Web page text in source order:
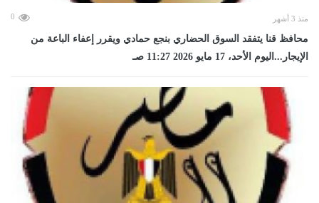
منذ 3 أشهر 0
محافظ قنا يتفقد السوق الحضاري بنجع حمادي ويقرر إعفاء الباعة من
الإيجار...اليوم الأحد، 17 مايو 2026 11:27 صـ